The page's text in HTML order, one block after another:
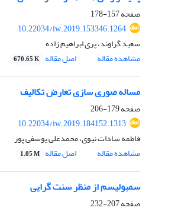
صفحه157-178
10.22034/iw.2019.153346.1264
سعید گراوند، پری ابراهیم زاده
مشاهده مقاله
اصل مقاله 670.65 K
مساله صوری سازی تعارض تکالیف
صفحه179-206
10.22034/iw.2019.184152.1313
فاطمه سادات نبوی، محمدعلی یوسفی پور
مشاهده مقاله
اصل مقاله 1.05 M
سمبولیسم از منظر سنت گرایی
صفحه207-232